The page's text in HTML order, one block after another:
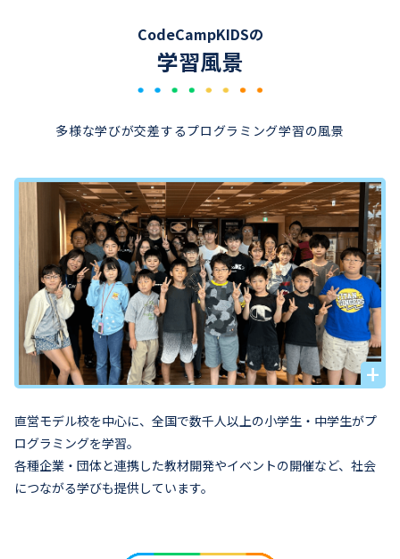
CodeCampKIDSの
学習風景
多様な学びが交差するプログラミング学習の風景
直営モデル校を中心に、全国で数千人以上の小学生・中学生がプ
ログラミングを学習。
各種企業・団体と連携した教材開発やイベントの開催など、社会
につながる学びも提供しています。